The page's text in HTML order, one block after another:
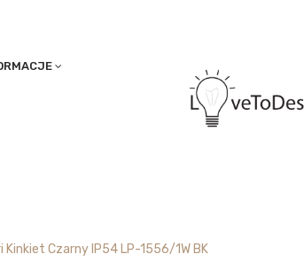
Kinkiet Czarny IP54 LP-1556/1W BK